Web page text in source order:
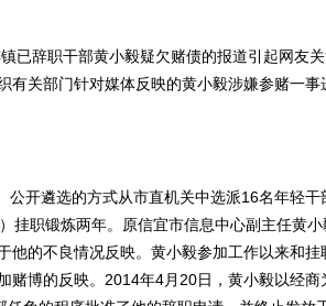
已辞职干部黄小毅疑欠赌债的报道引起网友关
有关部门针对媒体反映的黄小毅涉嫌参赌一事
开遴选的方式从市直机关中选派16名年轻干
挂职锻炼两年。原信宜市信息中心副主任黄
他的不良情况反映。黄小毅参加工作以来和挂
赌博的反映。2014年4月20日，黄小毅以经商